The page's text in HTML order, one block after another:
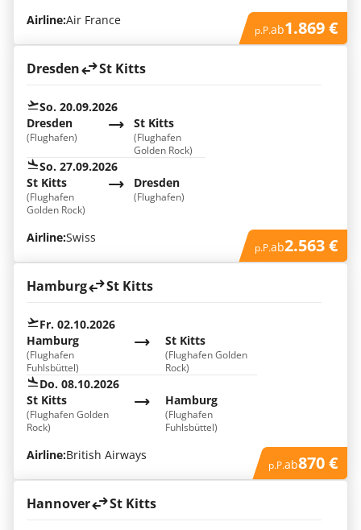
Airline:Air France
p.P.ab1.869 €
Dresden St Kitts
So. 20.09.2026
Dresden
(Flughafen)
St Kitts
(Flughafen
Golden Rock)
So. 27.09.2026
Dresden
(Flughafen)
St Kitts
(Flughafen
Golden Rock)
Airline:Swiss
p.P.ab2.563 €
Hamburg St Kitts
Fr. 02.10.2026
Hamburg
(Flughafen
Fuhlsbüttel)
St Kitts
(Flughafen Golden
Rock)
Do. 08.10.2026
Hamburg
(Flughafen
Fuhlsbüttel)
St Kitts
(Flughafen Golden
Rock)
Airline:British Airways
p.P.ab870 €
Hannover St Kitts